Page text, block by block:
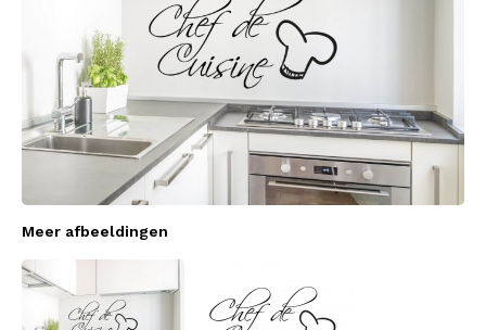
Meer afbeeldingen